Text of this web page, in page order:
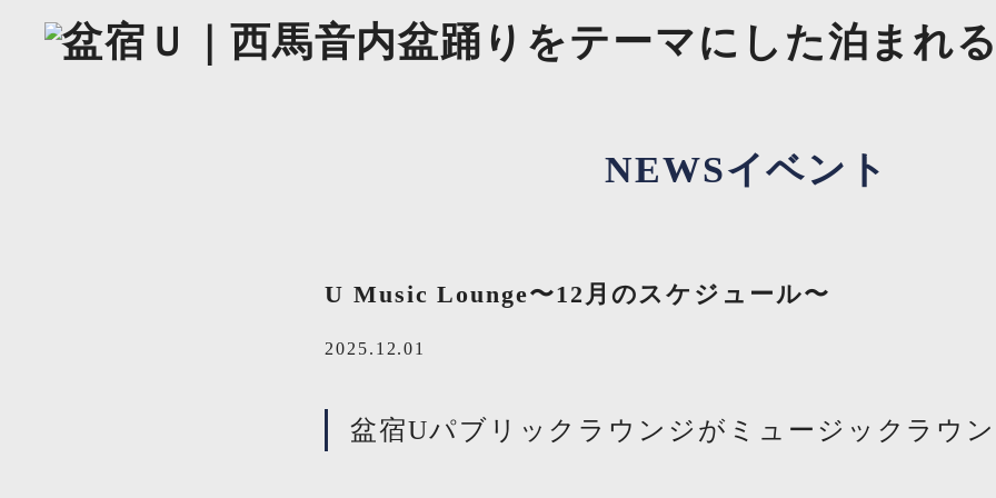
NEWSイベント
U Music Lounge〜12月のスケジュール〜
2025.12.01
盆宿Uパブリックラウンジがミュージックラウ